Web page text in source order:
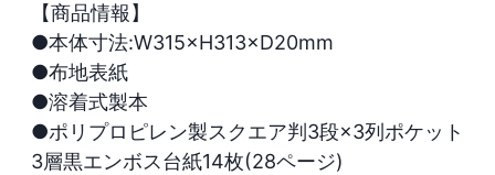
【商品情報】
●本体寸法:W315×H313×D20mm
●布地表紙
●溶着式製本
●ポリプロピレン製スクエア判3段×3列ポケット
3層黒エンボス台紙14枚(28ページ)